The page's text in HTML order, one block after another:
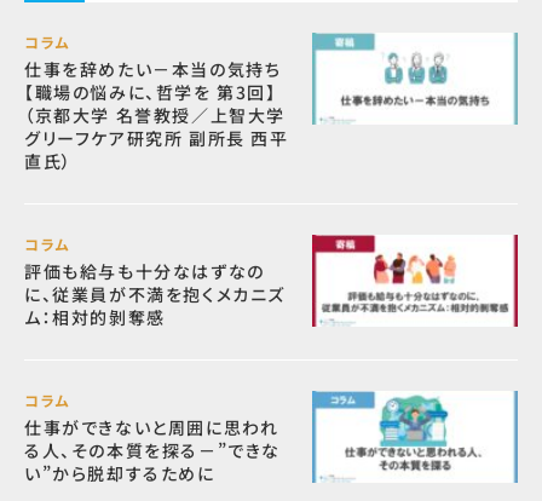
コラム
仕事を辞めたい－本当の気持ち
【職場の悩みに、哲学を 第3回】
（京都大学 名誉教授／上智大学
グリーフケア研究所 副所長 西平
直氏）
コラム
評価も給与も十分なはずなの
に、従業員が不満を抱くメカニズ
ム：相対的剝奪感
コラム
仕事ができないと周囲に思われ
る人、その本質を探る－”できな
い”から脱却するために